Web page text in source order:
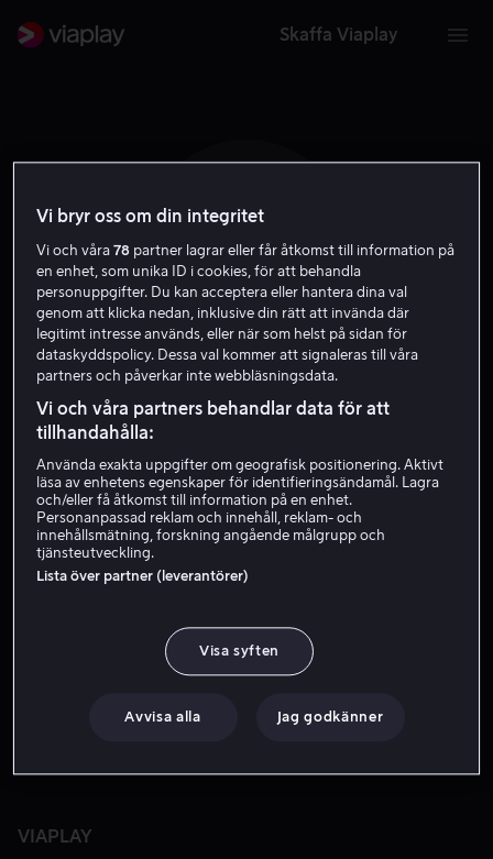
Skaffa Viaplay
N R
Nico Rogner
VIAPLAY
Vi bryr oss om din integritet
Vi och våra78 partner lagrar eller får åtkomst till information på
en enhet, som unika ID i cookies, för att behandla
personuppgifter. Du kan acceptera eller hantera dina val
genom att klicka nedan, inklusive din rätt att invända där
legitimt intresse används, eller när som helst på sidan för
dataskyddspolicy. Dessa val kommer att signaleras till våra
partners och påverkar inte webbläsningsdata.
Vi och våra partners behandlar data för att
tillhandahålla:
Använda exakta uppgifter om geografisk positionering. Aktivt
läsa av enhetens egenskaper för identifieringsändamål. Lagra
och/eller få åtkomst till information på en enhet.
Personanpassad reklam och innehåll, reklam- och
innehållsmätning, forskning angående målgrupp och
tjänsteutveckling.
Lista över partner (leverantörer)
Visa syften
Avvisa alla Jag godkänner